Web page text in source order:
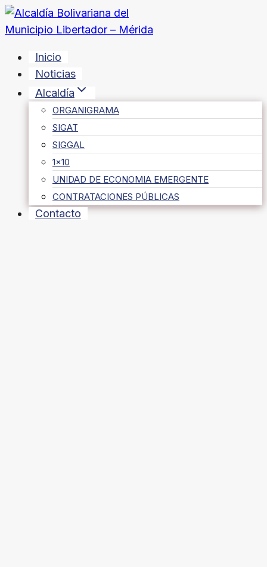
Saltar
al
Inicio
Noticias
Alcaldía
ORGANIGRAMA
SIGAT
SIGGAL
1×10
UNIDAD DE ECONOMIA EMERGENTE
CONTRATACIONES PÚBLICAS
Contacto